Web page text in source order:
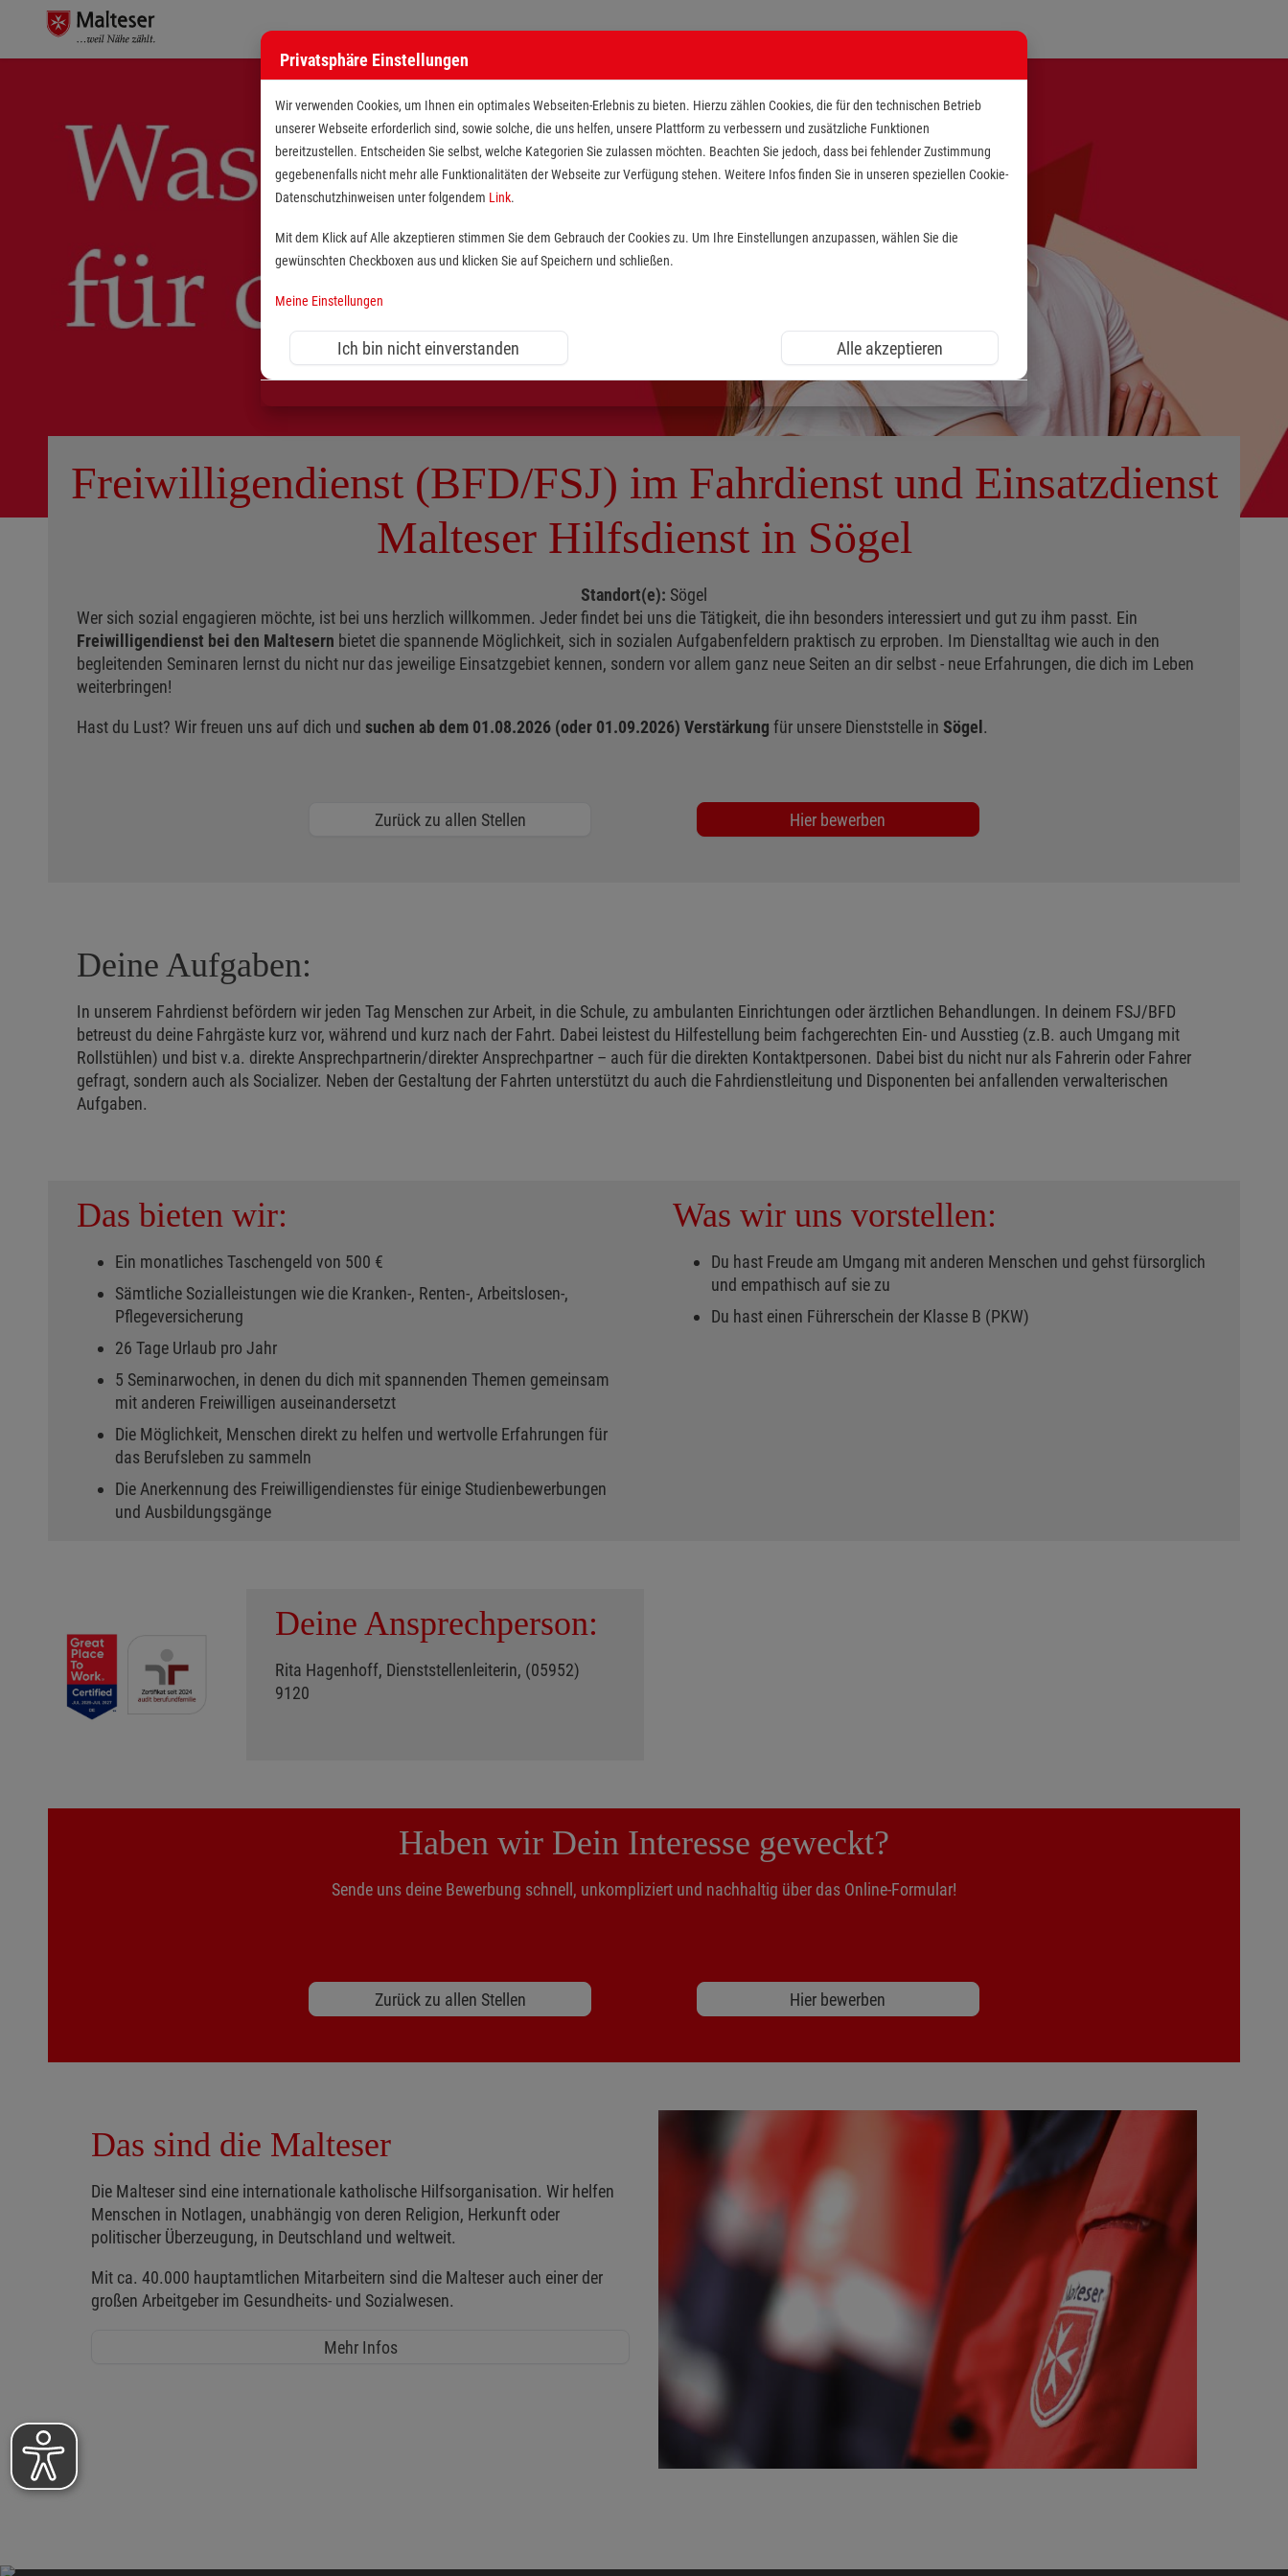
Freiwilligendienst (BFD/FSJ) im Fahrdienst und Einsatzdienst
Malteser Hilfsdienst in Sögel
Standort(e): Sögel
Wer sich sozial engagieren möchte, ist bei uns herzlich willkommen. Jeder findet bei uns die Tätigkeit, die ihn besonders interessiert und gut zu ihm passt. Ein
Freiwilligendienst bei den Maltesern bietet die spannende Möglichkeit, sich in sozialen Aufgabenfeldern praktisch zu erproben. Im Dienstalltag wie auch in den
begleitenden Seminaren lernst du nicht nur das jeweilige Einsatzgebiet kennen, sondern vor allem ganz neue Seiten an dir selbst - neue Erfahrungen, die dich im Leben
weiterbringen!
Hast du Lust? Wir freuen uns auf dich und suchen ab dem 01.08.2026 (oder 01.09.2026) Verstärkung für unsere Dienststelle in Sögel .
Zurück zu allen Stellen Hier bewerben
Deine Aufgaben:
In unserem Fahrdienst befördern wir jeden Tag Menschen zur Arbeit, in die Schule, zu ambulanten Einrichtungen oder ärztlichen Behandlungen. In deinem FSJ/BFD
betreust du deine Fahrgäste kurz vor, während und kurz nach der Fahrt. Dabei leistest du Hilfestellung beim fachgerechten Ein- und Ausstieg (z.B. auch Umgang mit
Rollstühlen) und bist v.a. direkte Ansprechpartnerin/direkter Ansprechpartner – auch für die direkten Kontaktpersonen. Dabei bist du nicht nur als Fahrerin oder Fahrer
gefragt, sondern auch als Socializer. Neben der Gestaltung der Fahrten unterstützt du auch die Fahrdienstleitung und Disponenten bei anfallenden verwalterischen
Aufgaben.
Das bieten wir:
Ein monatliches Taschengeld von 500 €
Sämtliche Sozialleistungen wie die Kranken-, Renten-, Arbeitslosen-,
Pflegeversicherung
26 Tage Urlaub pro Jahr
5 Seminarwochen, in denen du dich mit spannenden Themen gemeinsam
mit anderen Freiwilligen auseinandersetzt
Die Möglichkeit, Menschen direkt zu helfen und wertvolle Erfahrungen für
das Berufsleben zu sammeln
Die Anerkennung des Freiwilligendienstes für einige Studienbewerbungen
und Ausbildungsgänge
Was wir uns vorstellen:
Du hast Freude am Umgang mit anderen Menschen und gehst fürsorglich
und empathisch auf sie zu
Du hast einen Führerschein der Klasse B (PKW)
Deine Ansprechperson:
Rita Hagenhoff, Dienststellenleiterin, (05952)
9120
Haben wir Dein Interesse geweckt?
Sende uns deine Bewerbung schnell, unkompliziert und nachhaltig über das Online-Formular!
Zurück zu allen Stellen Hier bewerben
Das sind die Malteser
Die Malteser sind eine internationale katholische Hilfsorganisation. Wir helfen
Menschen in Notlagen, unabhängig von deren Religion, Herkunft oder
politischer Überzeugung, in Deutschland und weltweit.
Mit ca. 40.000 hauptamtlichen Mitarbeitern sind die Malteser auch einer der
großen Arbeitgeber im Gesundheits- und Sozialwesen.
Mehr Infos
Privatsphäre Einstellungen
Wir verwenden Cookies, um Ihnen ein optimales Webseiten-Erlebnis zu bieten. Hierzu zählen Cookies, die für den technischen Betrieb
unserer Webseite erforderlich sind, sowie solche, die uns helfen, unsere Plattform zu verbessern und zusätzliche Funktionen
bereitzustellen. Entscheiden Sie selbst, welche Kategorien Sie zulassen möchten. Beachten Sie jedoch, dass bei fehlender Zustimmung
gegebenenfalls nicht mehr alle Funktionalitäten der Webseite zur Verfügung stehen. Weitere Infos finden Sie in unseren speziellen Cookie-
Datenschutzhinweisen unter folgendem Link.
Mit dem Klick auf Alle akzeptieren stimmen Sie dem Gebrauch der Cookies zu. Um Ihre Einstellungen anzupassen, wählen Sie die
gewünschten Checkboxen aus und klicken Sie auf Speichern und schließen.
Meine Einstellungen
Ich bin nicht einverstanden Alle akzeptieren